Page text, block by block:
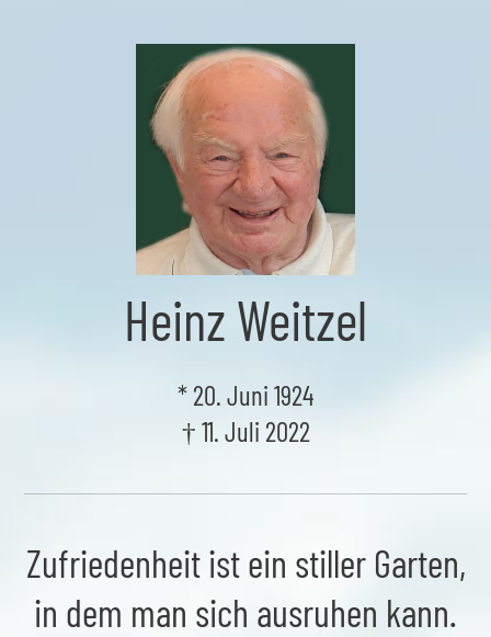
Heinz Weitzel
* 20. Juni 1924
† 11. Juli 2022
Zufriedenheit ist ein stiller Garten,
in dem man sich ausruhen kann.